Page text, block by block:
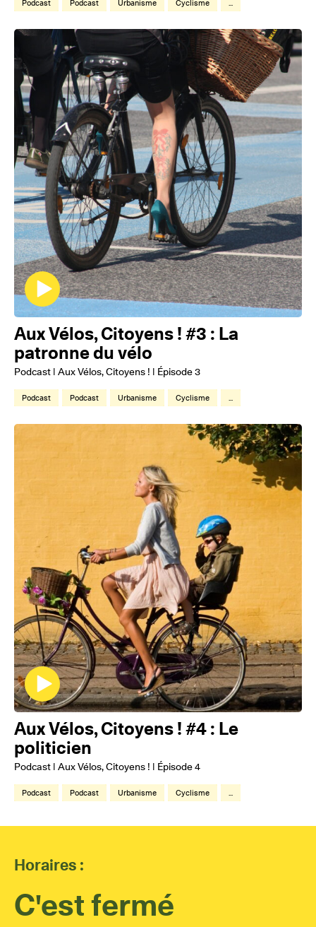
Podcast Podcast Urbanisme Cyclisme ...
Aux Vélos, Citoyens ! #3 : La
patronne du vélo
Podcast | Aux Vélos, Citoyens ! | Épisode 3
Podcast Podcast Urbanisme Cyclisme ...
Aux Vélos, Citoyens ! #4 : Le
politicien
Podcast | Aux Vélos, Citoyens ! | Épisode 4
Podcast Podcast Urbanisme Cyclisme ...
Horaires :
C'est fermé